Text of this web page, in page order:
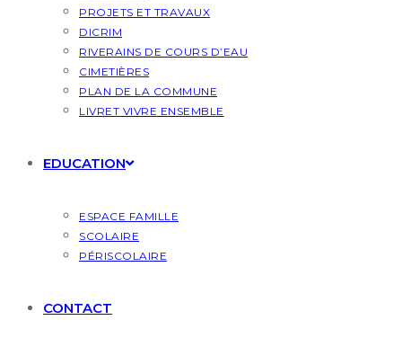
PROJETS ET TRAVAUX
DICRIM
RIVERAINS DE COURS D’EAU
CIMETIÈRES
PLAN DE LA COMMUNE
LIVRET VIVRE ENSEMBLE
EDUCATION
ESPACE FAMILLE
SCOLAIRE
PÉRISCOLAIRE
CONTACT